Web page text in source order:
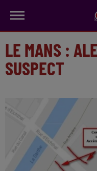
LE MANS :
SUSPECT